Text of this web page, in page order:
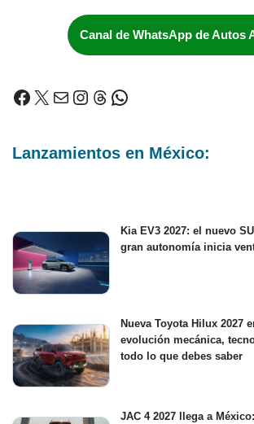
Canal de WhatsApp de Autos
Lanzamientos en México:
Kia EV3 2027: el nuevo
gran autonomía inicia
Nueva Toyota Hilux 2027
evolución mecánica,
todo lo que debes saber
JAC 4 2027 llega a